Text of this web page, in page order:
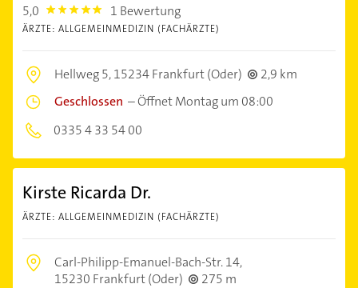
5,0 5.0 1 Bewertung
ÄRZTE: ALLGEMEINMEDIZIN (FACHÄRZTE)
Hellweg 5,15234 Frankfurt (Oder)
2,9 km
Geschlossen –Öffnet Montag um 08:00
0335 4 33 54 00
Kirste Ricarda Dr.
ÄRZTE: ALLGEMEINMEDIZIN (FACHÄRZTE)
Carl-Philipp-Emanuel-Bach-Str. 14,
15230 Frankfurt (Oder)
275 m